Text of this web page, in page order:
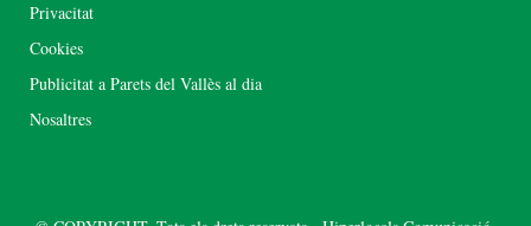
Privacitat
Cookies
Publicitat a Parets del Vallès al dia
Nosaltres